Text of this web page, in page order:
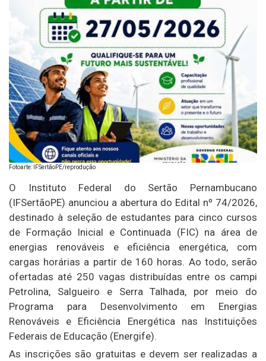
Fotoarte: IFSertãoPE/reprodução
O Instituto Federal do Sertão Pernambucano
(IFSertãoPE) anunciou a abertura do Edital nº 74/2026,
destinado à seleção de estudantes para cinco cursos
de Formação Inicial e Continuada (FIC) na área de
energias renováveis e eficiência energética, com
cargas horárias a partir de 160 horas. Ao todo, serão
ofertadas até 250 vagas distribuídas entre os campi
Petrolina, Salgueiro e Serra Talhada, por meio do
Programa para Desenvolvimento em Energias
Renováveis e Eficiência Energética nas Instituições
Federais de Educação (Energife).
As inscrições são gratuitas e devem ser realizadas a